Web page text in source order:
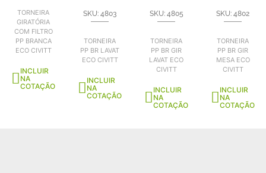
TORNEIRA
GIRATÓRIA
COM FILTRO
PP BRANCA
ECO CIVITT
INCLUIR
NA
COTAÇÃO
SKU: 4803
TORNEIRA
PP BR LAVAT
ECO CIVITT
INCLUIR
NA
COTAÇÃO
SKU: 4805
TORNEIRA
PP BR GIR
LAVAT ECO
CIVITT
INCLUIR
NA
COTAÇÃO
SKU: 4802
TORNEIRA
PP BR GIR
MESA ECO
CIVITT
INCLUIR
NA
COTAÇÃO